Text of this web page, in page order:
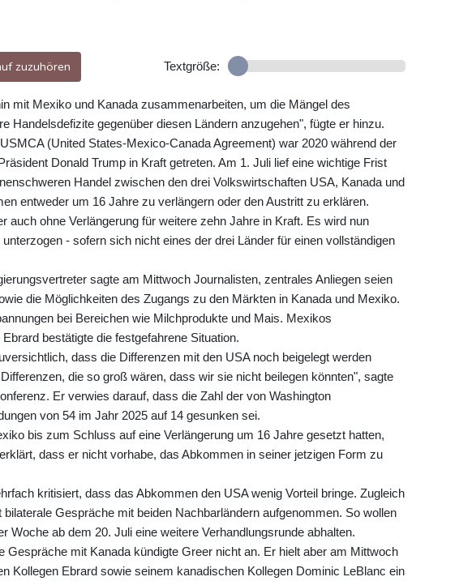
zuzuhören Textgröße:
mit Mexiko und Kanada zusammenarbeiten, um die Mängel des
Handelsdefizite gegenüber diesen Ländern anzugehen", fügte er hinzu.
(United States-Mexico-Canada Agreement) war 2020 während der
Donald Trump in Kraft getreten. Am 1. Juli lief eine wichtige Frist
Handel zwischen den drei Volkswirtschaften USA, Kanada und
entweder um 16 Jahre zu verlängern oder den Austritt zu erklären.
auch ohne Verlängerung für weitere zehn Jahre in Kraft. Es wird nun
- sofern sich nicht eines der drei Länder für einen vollständigen
sagte am Mittwoch Journalisten, zentrales Anliegen seien
die Möglichkeiten des Zugangs zu den Märkten in Kanada und Mexiko.
bei Bereichen wie Milchprodukte und Mais. Mexikos
bestätigte die festgefahrene Situation.
dass die Differenzen mit den USA noch beigelegt werden
die so groß wären, dass wir sie nicht beilegen könnten", sagte
Er verwies darauf, dass die Zahl der von Washington
von 54 im Jahr 2025 auf 14 gesunken sei.
bis zum Schluss auf eine Verlängerung um 16 Jahre gesetzt hatten,
dass er nicht vorhabe, das Abkommen in seiner jetzigen Form zu
kritisiert, dass das Abkommen den USA wenig Vorteil bringe. Zugleich
bilaterale Gespräche mit beiden Nachbarländern aufgenommen. So wollen
Woche ab dem 20. Juli eine weitere Verhandlungsrunde abhalten.
Gespräche mit Kanada kündigte Greer nicht an. Er hielt aber am Mittwoch
Kollegen Ebrard sowie seinem kanadischen Kollegen Dominic LeBlanc ein